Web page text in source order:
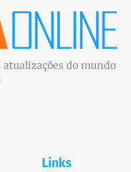
do mundo
Links